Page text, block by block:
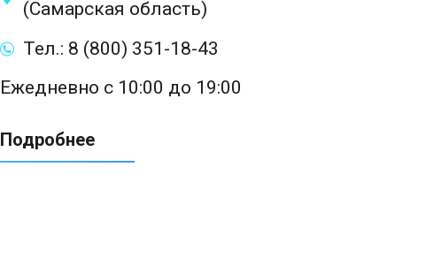
(Самарская область)
Тел.: 8 (800) 351-18-43
Ежедневно с 10:00 до 19:00
Подробнее